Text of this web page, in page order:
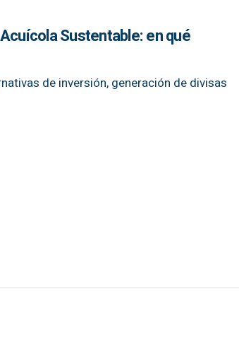
Sustentable: en qué
de inversión, generación de divisas